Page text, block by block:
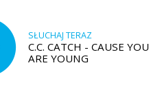
SŁUCHAJ TERAZ
C.C. CATCH - CAUSE YOU
ARE YOUNG